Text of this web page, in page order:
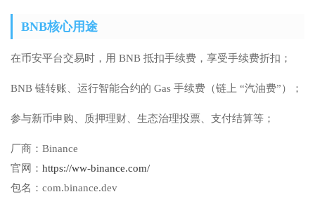
BNB核心用途
在币安平台交易时，用 BNB 抵扣手续费，享受手续费折扣；
BNB 链转账、运行智能合约的 Gas 手续费（链上 “汽油费”）；
参与新币申购、质押理财、生态治理投票、支付结算等；
厂商： Binance
官网： https://ww-binance.com/
包名： com.binance.dev